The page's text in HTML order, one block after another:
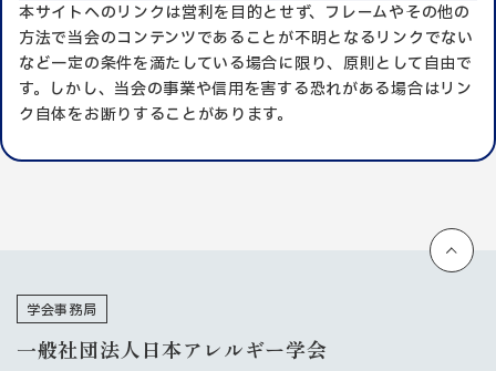
本サイトへのリンクは営利を目的とせず、フレームやその他の
方法で当会のコンテンツであることが不明となるリンクでない
など一定の条件を満たしている場合に限り、原則として自由で
す。しかし、当会の事業や信用を害する恐れがある場合はリン
ク自体をお断りすることがあります。
学会事務局
一般社団法人日本アレルギー学会